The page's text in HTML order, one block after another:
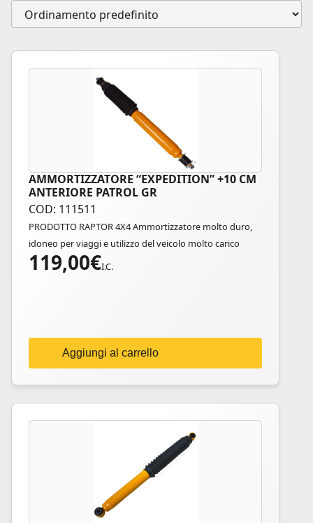
AMMORTIZZATORE “EXPEDITION” +10 CM
ANTERIORE PATROL GR
COD: 111511
PRODOTTO RAPTOR 4X4 Ammortizzatore molto duro,
idoneo per viaggi e utilizzo del veicolo molto carico
119,00€I.C.
Aggiungi al carrello